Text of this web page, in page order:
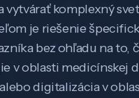
vytvárať komplexný
je riešenie
bez ohľadu na to,
v oblasti medicínskej
digitalizácia v